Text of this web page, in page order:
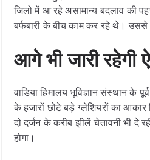
जिलो में आ रहे असामान्य बदलाव की
बर्फबारी के बीच काम कर रहे थे।
आगे भी जारी
वाडिया हिमालय भूविज्ञान संस्थान के
के हजारों छोटे बड़े ग्लेशियरों का
दो दर्जन के करीब झीलें चेतावनी भी दे
होगा।